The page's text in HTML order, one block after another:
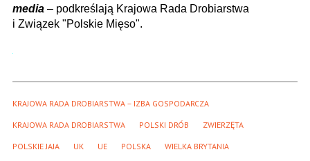
media – podkreślają Krajowa Rada Drobiarstwa
i Związek "Polskie Mięso".
KRAJOWA RADA DROBIARSTWA – IZBA GOSPODARCZA
KRAJOWA RADA DROBIARSTWA POLSKI DRÓB ZWIERZĘTA
POLSKIE JAJA UK UE POLSKA WIELKA BRYTANIA